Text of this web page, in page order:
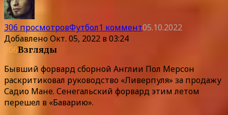
306 просмотровФутбол1 коммент05.10.2022
Добавлено Окт. 05, 2022 в 03:24
306Взгляды
Бывший форвард сборной Англии Пол Мерсон
раскритиковал руководство «Ливерпуля» за продажу
Садио Мане. Сенегальский форвард этим летом
перешел в «Баварию».